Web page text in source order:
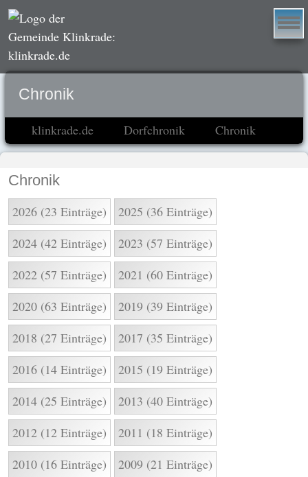
Chronik
klinkrade.de Dorfchronik Chronik
Chronik
2026 (23 Einträge)
2025 (36 Einträge)
2024 (42 Einträge)
2023 (57 Einträge)
2022 (57 Einträge)
2021 (60 Einträge)
2020 (63 Einträge)
2019 (39 Einträge)
2018 (27 Einträge)
2017 (35 Einträge)
2016 (14 Einträge)
2015 (19 Einträge)
2014 (25 Einträge)
2013 (40 Einträge)
2012 (12 Einträge)
2011 (18 Einträge)
2010 (16 Einträge)
2009 (21 Einträge)